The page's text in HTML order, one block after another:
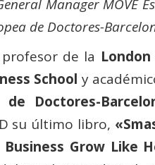
Manager MOVE
de Doctores-
de la
School y
de Doctores-
su último libro,
Grow Like